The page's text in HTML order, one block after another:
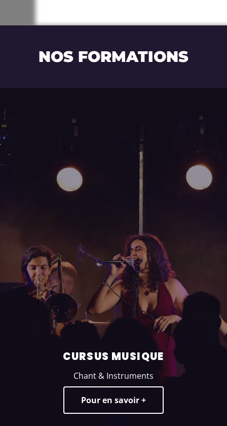
NOS FORMATIONS
CURSUS MUSIQUE
Chant & Instruments
Pour en savoir +